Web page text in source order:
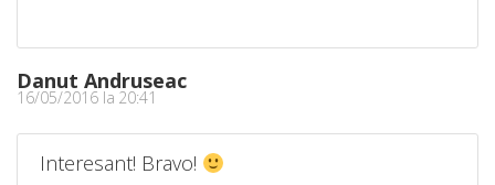
Danut Andruseac
16/05/2016 la 20:41
Interesant! Bravo!